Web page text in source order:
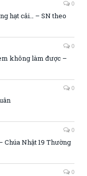
0
hạt cải… – SN theo
0
không làm được –
0
0
Chúa Nhật 19 Thường
0